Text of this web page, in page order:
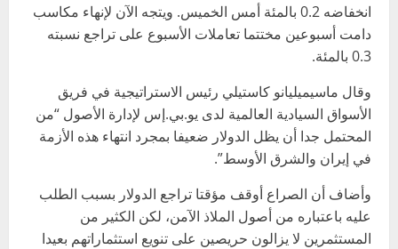
انخفاضه 0.2 بالمئة أمس الخميس. ويتجه الآن لإنهاء مكاسب
دامت أسبوعين مختتما تعاملات الأسبوع على تراجع نسبته
0.3 بالمئة.
وقال ماسيميليانو كاستيلي رئيس الاستراتيجية في فريق
الأسواق السيادية العالمية لدى يو.بي.إس لإدارة الأصول “من
المحتمل جدا أن يظل الدولار ضعيفا ​بمجرد انتهاء هذه ​الأزمة
في إيران ⁠والشرق الأوسط”.
وأضاف أن الصراع أوقف مؤقتا تراجع الدولار بسبب الطلب
عليه باعتباره من أصول الملاذ الآمن، لكن الكثير من ​
المستثمرين لا يزالون حريصين على تنويع استثماراتهم بعيدا